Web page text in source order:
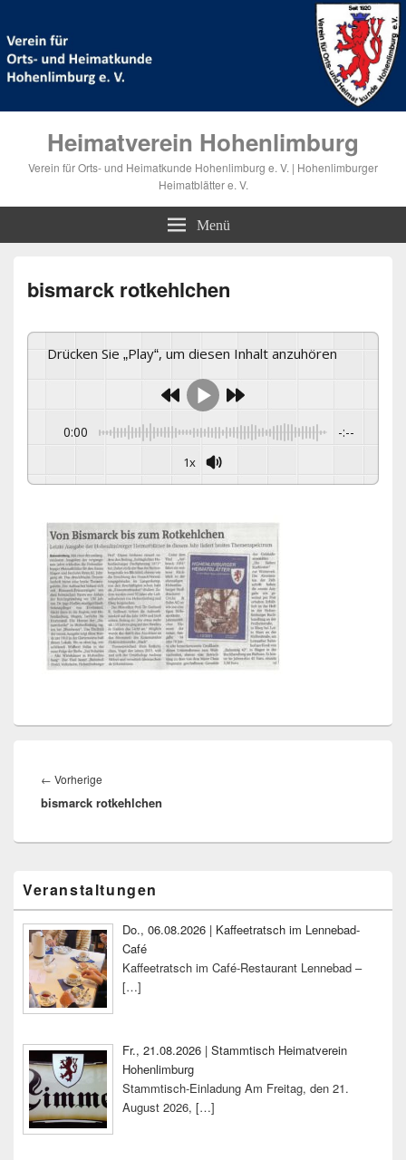
Heimatverein Hohenlimburg
Verein für Orts- und Heimatkunde Hohenlimburg e. V. | Hohenlimburger
Heimatblätter e. V.
Menü
bismarck rotkehlchen
Drücken Sie „Play“, um diesen Inhalt anzuhören
0:00 -:--
1x
← Vorherige
Beitrag:
bismarck rotkehlchen
Seitenleisten-
Widgetbereich
Veranstaltungen
Do., 06.08.2026 | Kaffeetratsch im Lennebad-
Café
Kaffeetratsch im Café-Restaurant Lennebad –
[…]
Fr., 21.08.2026 | Stammtisch Heimatverein
Hohenlimburg
Stammtisch-Einladung Am Freitag, den 21.
August 2026, […]